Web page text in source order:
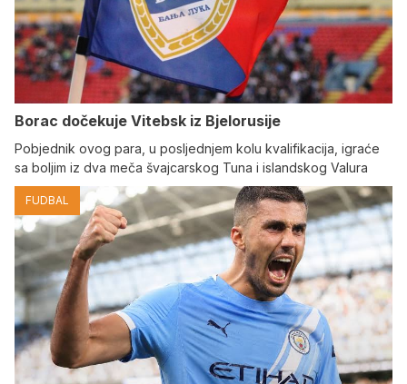
Borac dočekuje Vitebsk iz Bjelorusije
Pobjednik ovog para, u posljednjem kolu kvalifikacija, igraće
sa boljim iz dva meča švajcarskog Tuna i islandskog Valura
FUDBAL